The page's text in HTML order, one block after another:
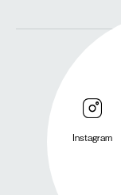
Instagram